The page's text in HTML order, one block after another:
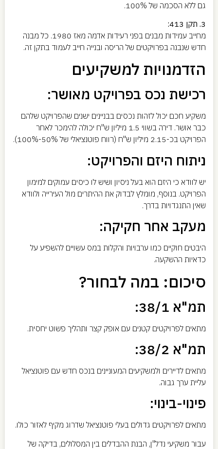
גם ללא הסכמה של 100%.
3. תקן 413:
מחייב עמידות מבנים בפני רעידות אדמה מאז 1980. כל מבנה
חדש שנבנה בפרויקטים של הריסה ובנייה חייב לעמוד בתקן זה.
הזדמנויות למשקיעים
רכישת נכס בפרויקט מאושר:
משקיע חכם יכול לזהות נכסים בבניינים ישנים שהפרויקט שלהם
כבר אושר. דירה בשווי 1.5 מיליון ש"ח יכולה להימכר לאחר
הפרויקט בכ-2.15 מיליון ש"ח (רווח פוטנציאלי של 50%-100%).
ניתוח היזם והפרויקט:
יש לוודא כי היזם הוא בעל ניסיון ושיש לו כיסים עמוקים למימון
הפרויקט. בנוסף, מומלץ לבדוק את ההיתרים מול העירייה ולוודא
שאין התנגדויות בדרך.
מעקב אחר חקיקה:
היבטים חוקיים כמו ערבויות והקלות במס עשויים להשפיע על
כדאיות ההשקעה.
סיכום: במה לבחור?
תמ"א 38/1:
מתאים לפרויקטים קטנים עם אופק קצר ותהליך פשוט יחסית.
תמ"א 38/2:
מתאים לדיירים ולמשקיעים המעוניינים בנכס חדש עם פוטנציאל
עליית ערך גבוה.
פינוי-בינוי:
מתאים לפרויקטים גדולים בעלי פוטנציאל שדרוג מקיף לאזור כולו.
עבור משקיעי נדל"ן, הבנת ההבדלים בין המסלולים, בדיקה של